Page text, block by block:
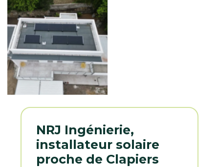
Aucune légende
NRJ Ingénierie,
installateur solaire
proche de Clapiers